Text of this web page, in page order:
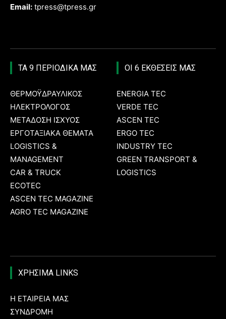
Email: tpress@tpress.gr
ΤΑ 9 ΠΕΡΙΟΔΙΚΑ ΜΑΣ
ΘΕΡΜΟΫΔΡΑΥΛΙΚΟΣ
ΗΛΕΚΤΡΟΛΟΓΟΣ
ΜΕΤΑΔΟΣΗ ΙΣΧΥΟΣ
ΕΡΓΟΤΑΞΙΑΚΑ ΘΕΜΑΤΑ
LOGISTICS &
MANAGEMENT
CAR & TRUCK
ECOTEC
ASCEN TEC MAGAZINE
AGRO TEC MAGAZINE
ΟΙ 6 ΕΚΘΕΣΕΙΣ ΜΑΣ
ENERGIA TEC
VERDE TEC
ASCEN TEC
ERGO TEC
INDUSTRY TEC
GREEN TRANSPORT &
LOGISTICS
ΧΡΗΣΙΜΑ LINKS
Η ΕΤΑΙΡΕΙΑ ΜΑΣ
ΣΥΝΔΡΟΜΗ